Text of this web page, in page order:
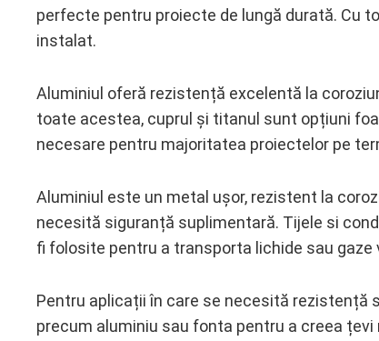
perfecte pentru proiecte de lungă durată. Cu
instalat.
Aluminiul oferă rezistență excelentă la
toate acestea, cuprul și titanul sunt opțiuni
necesare pentru majoritatea proiectelor pe
Aluminiul este un metal ușor, rezistent la
necesită siguranță suplimentară. Tijele si
fi folosite pentru a transporta lichide sau gaze
Pentru aplicații în care se necesită rezistență
precum aluminiu sau fonta pentru a creea